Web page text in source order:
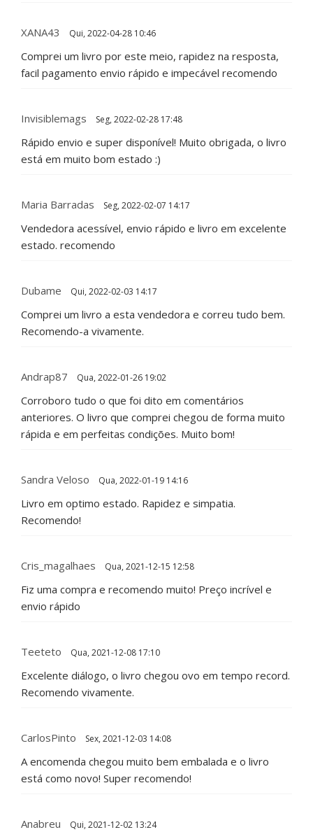
XANA43 Qui, 2022-04-28 10:46
Comprei um livro por este meio, rapidez na resposta,
facil pagamento envio rápido e impecável recomendo
Invisiblemags Seg, 2022-02-28 17:48
Rápido envio e super disponível! Muito obrigada, o livro
está em muito bom estado :)
Maria Barradas Seg, 2022-02-07 14:17
Vendedora acessível, envio rápido e livro em excelente
estado. recomendo
Dubame Qui, 2022-02-03 14:17
Comprei um livro a esta vendedora e correu tudo bem.
Recomendo-a vivamente.
Andrap87 Qua, 2022-01-26 19:02
Corroboro tudo o que foi dito em comentários
anteriores. O livro que comprei chegou de forma muito
rápida e em perfeitas condições. Muito bom!
Sandra Veloso Qua, 2022-01-19 14:16
Livro em optimo estado. Rapidez e simpatia.
Recomendo!
Cris_magalhaes Qua, 2021-12-15 12:58
Fiz uma compra e recomendo muito! Preço incrível e
envio rápido
Teeteto Qua, 2021-12-08 17:10
Excelente diálogo, o livro chegou ovo em tempo record.
Recomendo vivamente.
CarlosPinto Sex, 2021-12-03 14:08
A encomenda chegou muito bem embalada e o livro
está como novo! Super recomendo!
Anabreu Qui, 2021-12-02 13:24